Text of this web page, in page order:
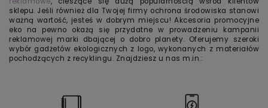
sklepu. Jeśli również dla Twojej firmy ochrona środowiska stanowi
ważną wartość, jesteś w dobrym miejscu! Akcesoria promocyjne
eko na pewno okażą się przydatne w prowadzeniu kampanii
reklamowej marki dbającej o dobro planety. Oferujemy szeroki
wybór gadżetów ekologicznych z logo, wykonanych z materiałów
pochodzących z recyklingu. Znajdziesz u nas m.in.: